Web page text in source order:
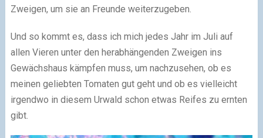
Zweigen, um sie an Freunde weiterzugeben.
Und so kommt es, dass ich mich jedes Jahr im Juli auf
allen Vieren unter den herabhängenden Zweigen ins
Gewächshaus kämpfen muss, um nachzusehen, ob es
meinen geliebten Tomaten gut geht und ob es vielleicht
irgendwo in diesem Urwald schon etwas Reifes zu ernten
gibt.